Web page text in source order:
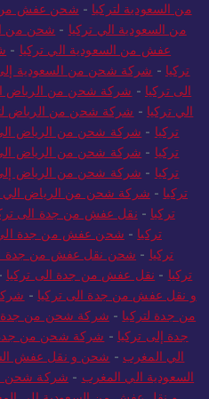
من السعودية لتركيا - شحن عفش من
من السعودية الي تركيا - شحن من
عفش من السعودية الي تركيا -
تركيا - شركة شحن من السعودية إلى
الى تركيا - شركة شحن من الرياض
الي تركيا - شركة شحن من الرياض
تركيا - شركة شحن من الرياض الى
تركيا - شركة شحن من الرياض الى
تركيا - شركة شحن من الرياض إلى
تركيا - شركة شحن من الرياض الي
تركيا - نقل عفش من جدة الى
تركيا - شحن عفش من جدة الي
تركيا - شحن نقل عفش من جدة
تركيا - نقل عفش من جدة الى تركيا
و نقل عفش من جدة الى تركيا -
من جدة لتركيا - شركة شحن من جدة
جدة إلى تركيا - شركة شحن من جدة
الي المغرب - شحن و نقل عفش
السعودية الي المغرب - شركة شحن